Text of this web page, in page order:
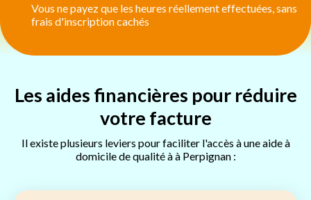
Vous ne payez que les heures réellement effectuées, sans
frais d'inscription cachés
Les aides financières pour réduire
votre facture
Il existe plusieurs leviers pour faciliter l'accès à une aide à
domicile de qualité à à Perpignan :